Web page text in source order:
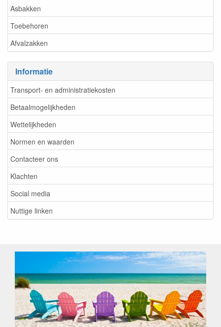
Asbakken
Toebehoren
Afvalzakken
Informatie
Transport- en administratiekosten
Betaalmogelijkheden
Wettelijkheden
Normen en waarden
Contacteer ons
Klachten
Social media
Nuttige linken